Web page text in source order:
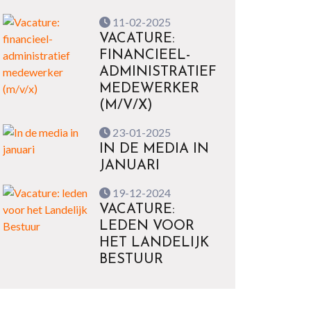
11-02-2025
VACATURE:
FINANCIEEL-
ADMINISTRATIEF
MEDEWERKER
(M/V/X)
23-01-2025
IN DE MEDIA IN
JANUARI
19-12-2024
VACATURE:
LEDEN VOOR
HET LANDELIJK
BESTUUR